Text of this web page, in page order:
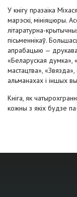
У кнігу празаіка
марэскі, мініяцюры.
літаратурна-
пісьменнікаў.
апрабацыю —
«Беларуская думка»,
мастацтва»,
альманахах і іншых
Кніга, як
кожны з якіх будзе